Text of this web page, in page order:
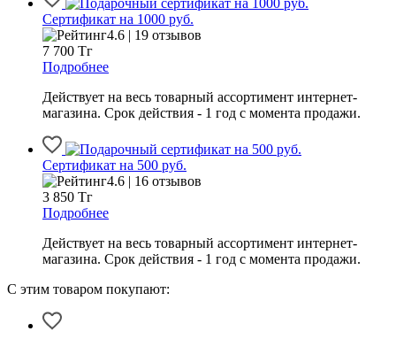
Сертификат на 1000 руб.
4.6 | 19 отзывов
7 700 Тг
Подробнее
Действует на весь товарный ассортимент интернет-
магазина. Срок действия - 1 год с момента продажи.
Сертификат на 500 руб.
4.6 | 16 отзывов
3 850 Тг
Подробнее
Действует на весь товарный ассортимент интернет-
магазина. Срок действия - 1 год с момента продажи.
С этим товаром покупают: